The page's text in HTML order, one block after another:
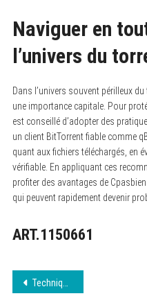
Naviguer en
l’univers du
Dans l’univers souvent périlleux
une importance capitale. Pour
est conseillé d’adopter des
un client BitTorrent fiable comme
quant aux fichiers téléchargés, en
vérifiable. En appliquant ces
profiter des avantages de
qui peuvent rapidement devenir
ART.1150661
Navigation
Techniques avancées pour réussir en SEO